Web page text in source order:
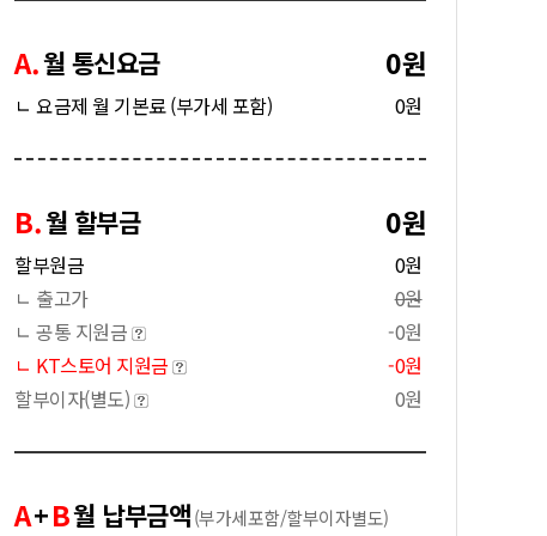
A.월 통신요금 0원
ㄴ 요금제 월 기본료 (부가세 포함) 0원
B.월 할부금 0원
할부원금
0원
ㄴ 출고가
0원
ㄴ 공통 지원금
-0원
ㄴ KT스토어 지원금
-0원
할부이자(별도)
0원
A+B월 납부금액(부가세포함/할부이자별도)